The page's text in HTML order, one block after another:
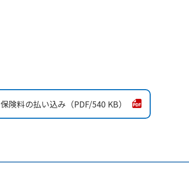
保険料の払い込み 540 KB